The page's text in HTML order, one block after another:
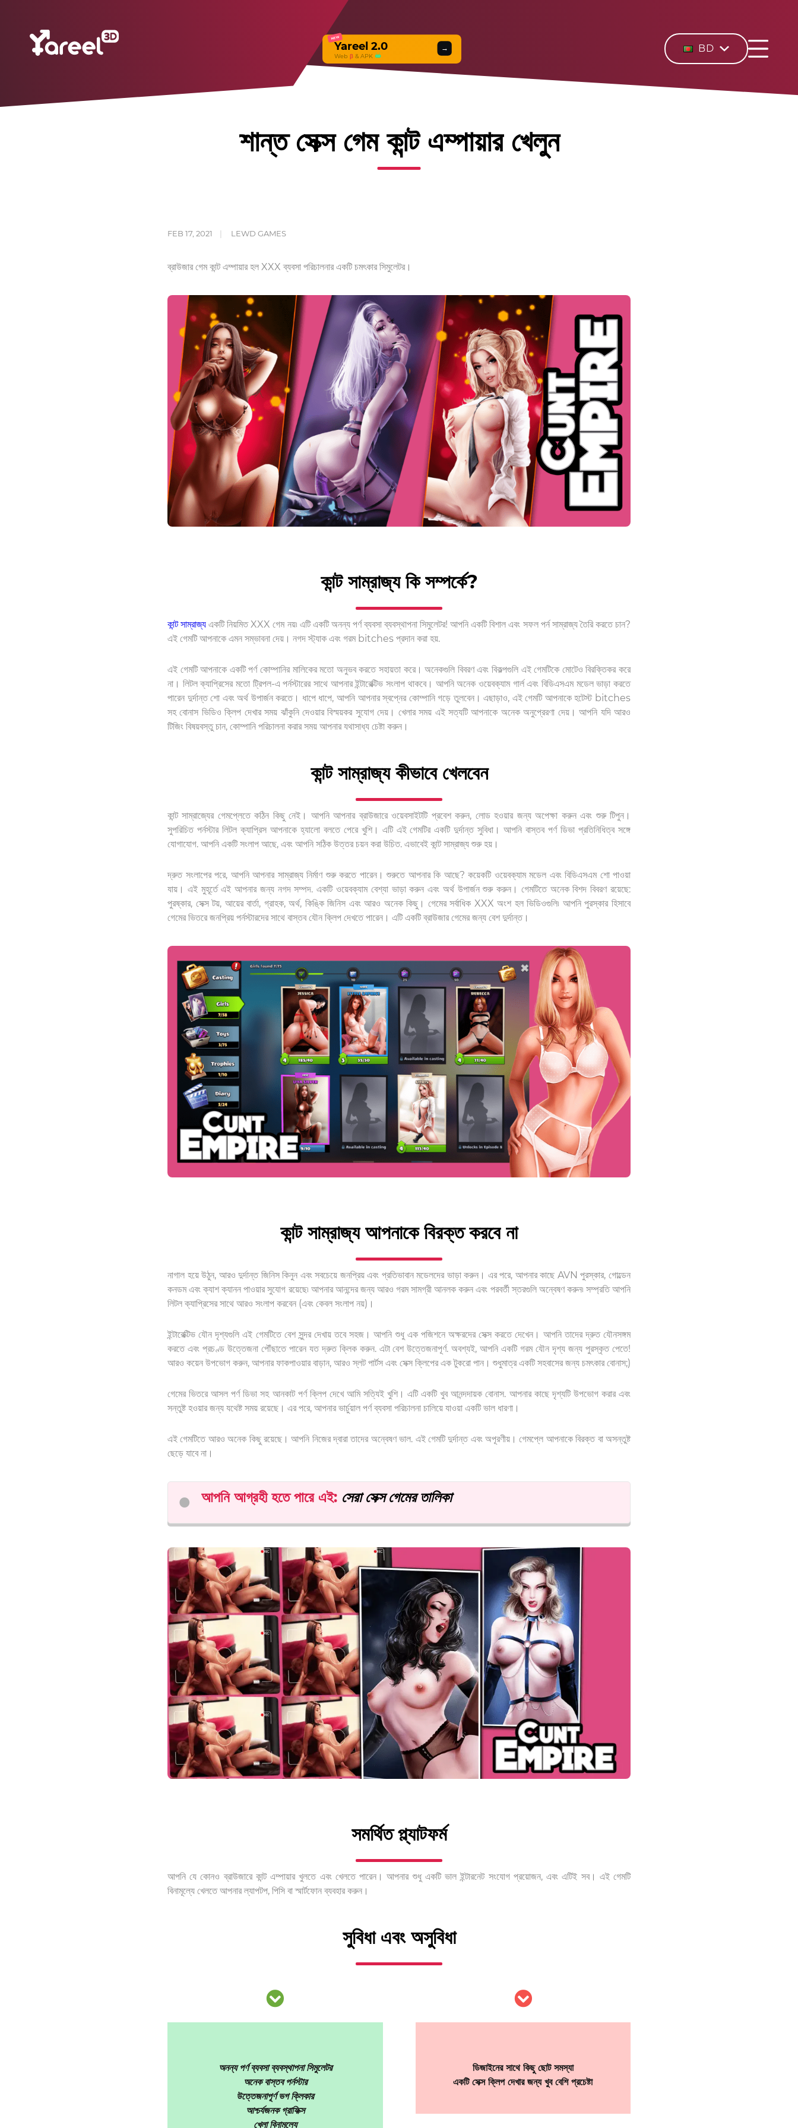
NEW
Yareel 2.0
Web β & APK
→ BD
শান্ত সেক্স গেম কান্ট এম্পায়ার খেলুন
FEB 17, 2021 LEWD GAMES
ব্রাউজার গেম কান্ট এম্পায়ার হল XXX ব্যবসা পরিচালনার একটি চমৎকার সিমুলেটর।
কান্ট সাম্রাজ্য কি সম্পর্কে?
কান্ট সাম্রাজ্য একটি নিয়মিত XXX গেম নয়৷ এটি একটি অনন্য পর্ণ ব্যবসা ব্যবস্থাপনা সিমুলেটর! আপনি একটি বিশাল এবং সফল পর্ন সাম্রাজ্য তৈরি করতে চান?
এই গেমটি আপনাকে এমন সম্ভাবনা দেয়। নগদ স্ট্যাক এবং গরম bitches প্রদান করা হয়.
এই গেমটি আপনাকে একটি পর্ণ কোম্পানির মালিকের মতো অনুভব করতে সহায়তা করে। অনেকগুলি বিবরণ এবং বিকল্পগুলি এই গেমটিকে মোটেও বিরক্তিকর করে
না। লিটল ক্যাপ্রিসের মতো ট্রিপল-এ পর্নস্টারের সাথে আপনার ইন্টারেক্টিভ সংলাপ থাকবে। আপনি অনেক ওয়েবক্যাম গার্ল এবং বিডিএসএম মডেল ভাড়া করতে
পারেন দুর্দান্ত শো এবং অর্থ উপার্জন করতে। ধাপে ধাপে, আপনি আপনার স্বপ্নের কোম্পানি গড়ে তুলবেন। এছাড়াও, এই গেমটি আপনাকে হটেস্ট bitches
সহ বোনাস ভিডিও ক্লিপ দেখার সময় ঝাঁকুনি দেওয়ার বিস্ময়কর সুযোগ দেয়। খেলার সময় এই সত্যটি আপনাকে অনেক অনুপ্রেরণা দেয়। আপনি যদি আরও
টিজিং বিষয়বস্তু চান, কোম্পানি পরিচালনা করার সময় আপনার যথাসাধ্য চেষ্টা করুন।
কান্ট সাম্রাজ্য কীভাবে খেলবেন
কান্ট সাম্রাজ্যের গেমপ্লেতে কঠিন কিছু নেই। আপনি আপনার ব্রাউজারে ওয়েবসাইটটি প্রবেশ করুন, লোড হওয়ার জন্য অপেক্ষা করুন এবং শুরু টিপুন।
সুপরিচিত পর্নস্টার লিটল ক্যাপ্রিস আপনাকে হ্যালো বলতে পেরে খুশি। এটি এই গেমটির একটি দুর্দান্ত সুবিধা। আপনি বাস্তব পর্ণ ডিভা প্রতিনিধিত্ব সঙ্গে
যোগাযোগ. আপনি একটি সংলাপ আছে, এবং আপনি সঠিক উত্তর চয়ন করা উচিত. এভাবেই কান্ট সাম্রাজ্য শুরু হয়।
দ্রুত সংলাপের পরে, আপনি আপনার সাম্রাজ্য নির্মাণ শুরু করতে পারেন। শুরুতে আপনার কি আছে? কয়েকটি ওয়েবক্যাম মডেল এবং বিডিএসএম শো পাওয়া
যায়। এই মুহূর্তে এই আপনার জন্য নগদ সম্পদ. একটি ওয়েবক্যাম বেশ্যা ভাড়া করুন এবং অর্থ উপার্জন শুরু করুন। গেমটিতে অনেক বিশদ বিবরণ রয়েছে:
পুরষ্কার, সেক্স টয়, আয়ের বার্তা, গ্রাহক, অর্থ, কিঙ্কি জিনিস এবং আরও অনেক কিছু। গেমের সর্বাধিক XXX অংশ হল ভিডিওগুলি৷ আপনি পুরস্কার হিসাবে
গেমের ভিতরে জনপ্রিয় পর্নস্টারদের সাথে বাস্তব যৌন ক্লিপ দেখতে পারেন। এটি একটি ব্রাউজার গেমের জন্য বেশ দুর্দান্ত।
কান্ট সাম্রাজ্য আপনাকে বিরক্ত করবে না
নাগাল হয়ে উঠুন, আরও দুর্দান্ত জিনিস কিনুন এবং সবচেয়ে জনপ্রিয় এবং প্রতিভাবান মডেলদের ভাড়া করুন। এর পরে, আপনার কাছে AVN পুরস্কার, গোল্ডেন
কনডম এবং ক্যাশ ক্যানন পাওয়ার সুযোগ রয়েছে৷ আপনার আনন্দের জন্য আরও গরম সামগ্রী আনলক করুন এবং পরবর্তী স্তরগুলি অন্বেষণ করুন৷ সম্প্রতি আপনি
লিটল ক্যাপ্রিসের সাথে আরও সংলাপ করবেন (এবং কেবল সংলাপ নয়)।
ইন্টারেক্টিভ যৌন দৃশ্যগুলি এই গেমটিতে বেশ সুন্দর দেখায় তবে সহজ। আপনি শুধু এক পজিশনে অক্ষরদের সেক্স করতে দেখেন। আপনি তাদের দ্রুত যৌনসঙ্গম
করতে এবং প্রচণ্ড উত্তেজনা পৌঁছাতে পারেন যত দ্রুত ক্লিক করুন. এটা বেশ উত্তেজনাপূর্ণ. অবশ্যই, আপনি একটি গরম যৌন দৃশ্য জন্য পুরস্কৃত পেতে!
আরও কয়েন উপভোগ করুন, আপনার ফাকপাওয়ার বাড়ান, আরও স্লট পার্টস এবং সেক্স ক্লিপের এক টুকরো পান। শুধুমাত্র একটি সহবাসের জন্য চমৎকার বোনাস;)
গেমের ভিতরে আসল পর্ণ ডিভা সহ আনকাট পর্ণ ক্লিপ দেখে আমি সত্যিই খুশি। এটি একটি খুব আনন্দদায়ক বোনাস. আপনার কাছে দৃশ্যটি উপভোগ করার এবং
সন্তুষ্ট হওয়ার জন্য যথেষ্ট সময় রয়েছে। এর পরে, আপনার ভার্চুয়াল পর্ণ ব্যবসা পরিচালনা চালিয়ে যাওয়া একটি ভাল ধারণা।
এই গেমটিতে আরও অনেক কিছু রয়েছে। আপনি নিজের দ্বারা তাদের অন্বেষণ ভাল. এই গেমটি দুর্দান্ত এবং অপূরণীয়। গেমপ্লে আপনাকে বিরক্ত বা অসন্তুষ্ট
ছেড়ে যাবে না।
আপনি আগ্রহী হতে পারেএই: সেরা সেক্স গেমের তালিকা
সমর্থিত প্ল্যাটফর্ম
আপনি যে কোনও ব্রাউজারে কান্ট এম্পায়ার খুলতে এবং খেলতে পারেন। আপনার শুধু একটি ভাল ইন্টারনেট সংযোগ প্রয়োজন, এবং এটিই সব। এই গেমটি
বিনামূল্যে খেলতে আপনার ল্যাপটপ, পিসি বা স্মার্টফোন ব্যবহার করুন।
সুবিধা এবং অসুবিধা
অনন্য পর্ণ ব্যবসা ব্যবস্থাপনা সিমুলেটর
অনেক বাস্তব পর্নস্টার
উত্তেজনাপূর্ণ ভগ ক্লিকার
আশ্চর্যজনক গ্রাফিক্স
খেলা বিনামূল্যে
ডিজাইনের সাথে কিছু ছোট সমস্যা
একটি সেক্স ক্লিপ দেখার জন্য খুব বেশি প্রচেষ্টা